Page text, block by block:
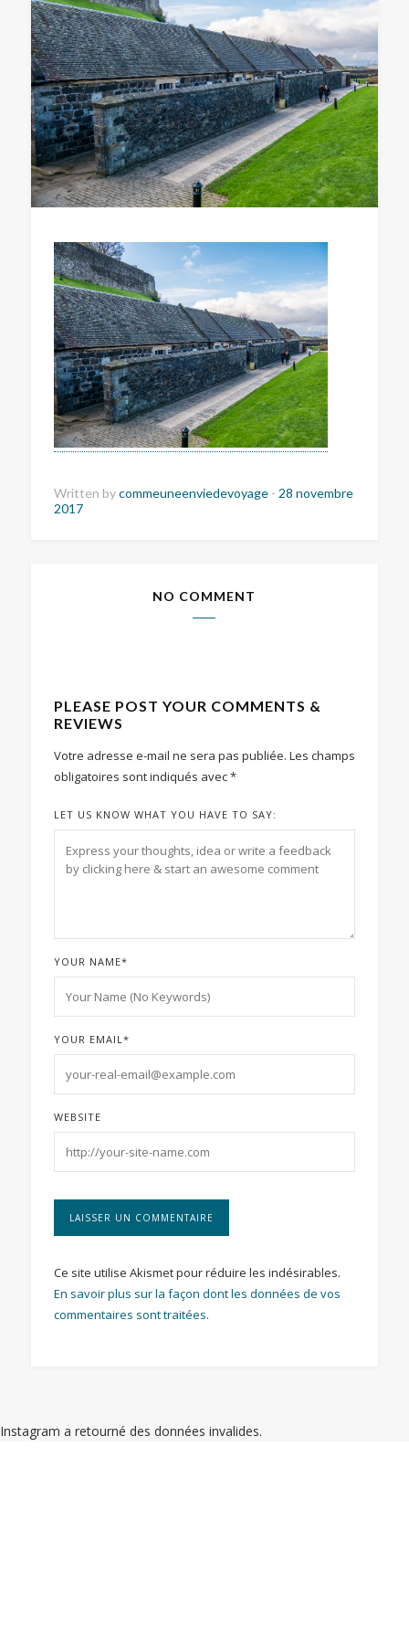
Written bycommeuneenviedevoyage - 28 novembre
2017
NO COMMENT
PLEASE POST YOUR COMMENTS &
REVIEWS
Votre adresse e-mail ne sera pas publiée. Les champs
obligatoires sont indiqués avec*
LET US KNOW WHAT YOU HAVE TO SAY:
YOUR NAME*
YOUR EMAIL*
WEBSITE
Ce site utilise Akismet pour réduire les indésirables.
En savoir plus sur la façon dont les données de vos
commentaires sont traitées.
Instagram a retourné des données invalides.